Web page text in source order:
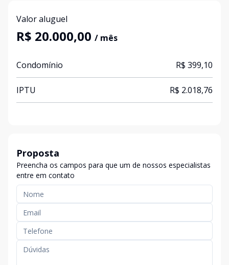
Valor aluguel
R$ 20.000,00 / mês
Condomínio R$ 399,10
IPTU R$ 2.018,76
Proposta
Preencha os campos para que um de nossos especialistas
entre em contato